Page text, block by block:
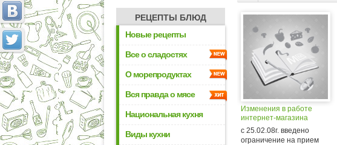
РЕЦЕПТЫ БЛЮД
Новые рецепты
Все о сладостях
О морепродуктах
Вся правда о мясе
Национальная кухня
Виды кухни
Изменения в работе
интернет-магазина
с 25.02.08г. введено
ограничение на прием